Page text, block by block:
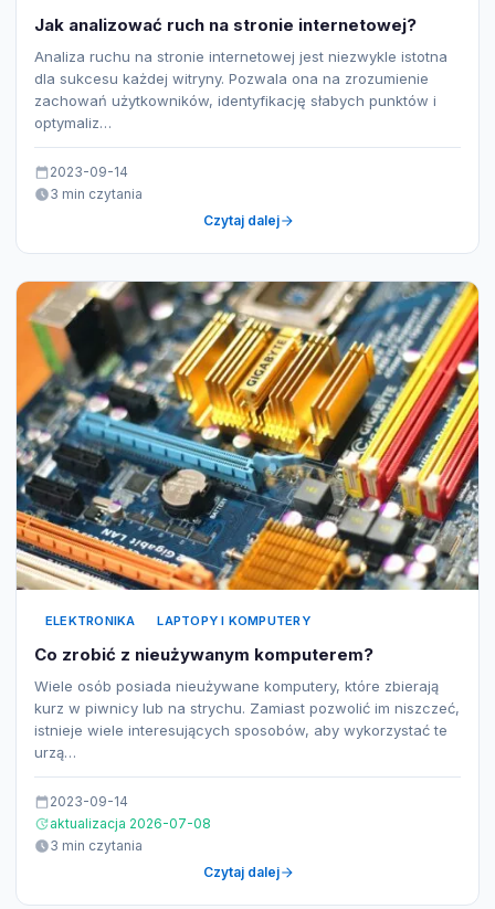
Jak analizować ruch na stronie internetowej?
Analiza ruchu na stronie internetowej jest niezwykle istotna
dla sukcesu każdej witryny. Pozwala ona na zrozumienie
zachowań użytkowników, identyfikację słabych punktów i
optymaliz…
2023-09-14
3 min czytania
Czytaj dalej
ELEKTRONIKA LAPTOPY I KOMPUTERY
Co zrobić z nieużywanym komputerem?
Wiele osób posiada nieużywane komputery, które zbierają
kurz w piwnicy lub na strychu. Zamiast pozwolić im niszczeć,
istnieje wiele interesujących sposobów, aby wykorzystać te
urzą…
2023-09-14
aktualizacja 2026-07-08
3 min czytania
Czytaj dalej